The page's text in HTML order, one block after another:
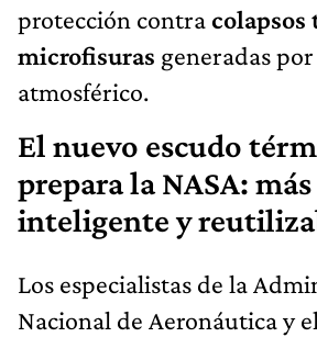
protección contracolapsos
microfisuras generadas
atmosférico.
El nuevo escudo
prepara la NASA:
inteligente y
Los especialistas de la
Nacional de Aeronáutica y